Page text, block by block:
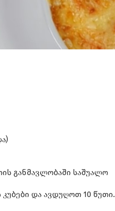
განმავლობაში საშუალო
და ავდუღოთ 10 წუთი.